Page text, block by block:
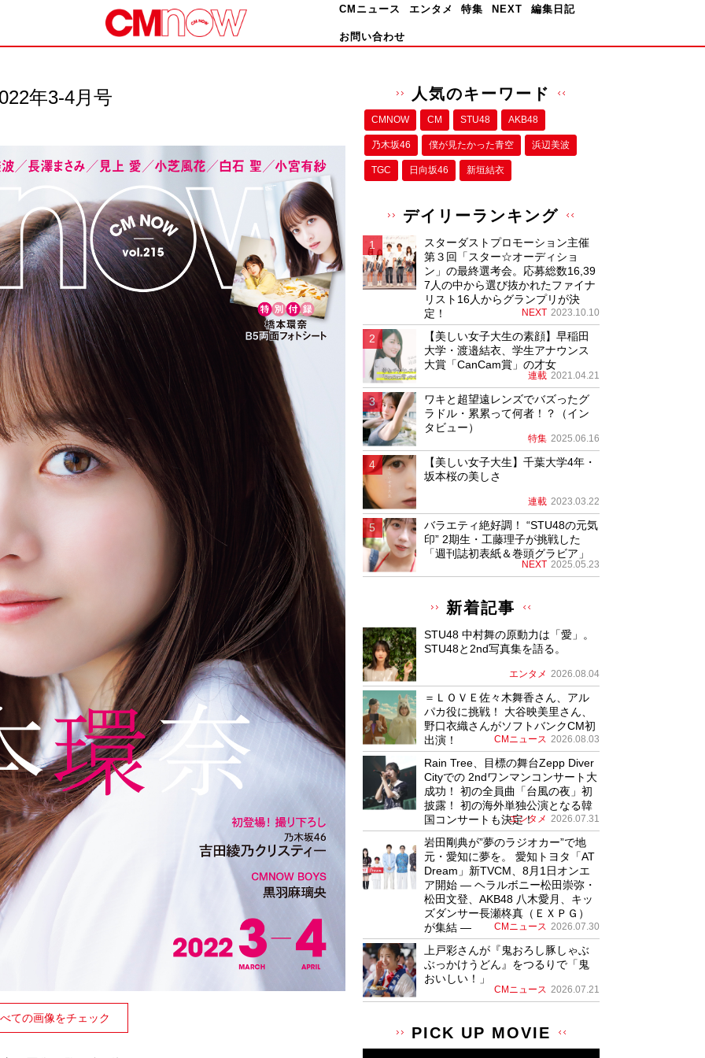
CMニュース エンタメ 特集 NEXT 編集日記
お問い合わせ
年3-4月号
ての画像をチェック
人気のキーワード
CMNOW CM STU48 AKB48
乃木坂46 僕が⾒たかった⻘空 浜辺美波
TGC 日向坂46 新垣結衣
デイリーランキング
スターダストプロモーション主催
第３回「スター☆オーディショ
ン」の最終選考会。応募総数16,39
7人の中から選び抜かれたファイナ
リスト16人からグランプリが決
定！
NEXT 2023.10.10
【美しい女子大生の素顔】早稲田
大学・渡邉結衣、学生アナウンス
大賞「CanCam賞」の才女
連載 2021.04.21
ワキと超望遠レンズでバズったグ
ラドル・累累って何者！？（イン
タビュー）
特集 2025.06.16
【美しい女子大生】千葉大学4年・
坂本桜の美しさ
連載 2023.03.22
バラエティ絶好調！ “STU48の元気
印” 2期生・工藤理子が挑戦した
「週刊誌初表紙＆巻頭グラビア」
NEXT 2025.05.23
新着記事
STU48 中村舞の原動力は「愛」。
STU48と2nd写真集を語る。
エンタメ 2026.08.04
＝ＬＯＶＥ佐々木舞香さん、アル
パカ役に挑戦！ 大谷映美里さん、
野口衣織さんがソフトバンクCM初
出演！
CMニュース 2026.08.03
Rain Tree、目標の舞台Zepp Diver
Cityでの 2ndワンマンコンサート大
成功！ 初の全員曲「台風の夜」初
披露！ 初の海外単独公演となる韓
国コンサートも決定！
エンタメ 2026.07.31
岩田剛典が”夢のラジオカー”で地
元・愛知に夢を。 愛知トヨタ「AT
Dream」新TVCM、8月1日オンエ
ア開始 ― ヘラルボニー松田崇弥・
松田文登、AKB48 八木愛月、キッ
ズダンサー長瀬柊真（ＥＸＰＧ）
が集結 ―
CMニュース 2026.07.30
上戸彩さんが『鬼おろし豚しゃぶ
ぶっかけうどん』をつるりで「鬼
おいしい！」
CMニュース 2026.07.21
PICK UP MOVIE